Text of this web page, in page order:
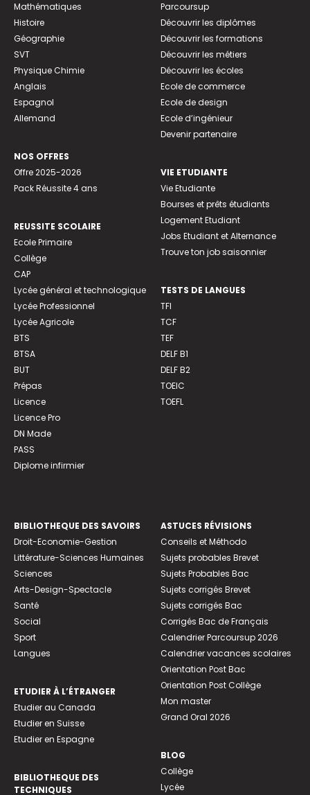
Mathématiques
Histoire
Géographie
SVT
Physique Chimie
Anglais
Espagnol
Allemand
NOS OFFRES
Offre 2025-2026
Pack Réussite 4 ans
REUSSITE SCOLAIRE
Ecole Primaire
Collège
CAP
Lycée général et technologique
Lycée Professionnel
Lycée Agricole
BTS
BTSA
BUT
Prépas
Licence
Licence Pro
DN Made
PASS
Diplome infirmier
Parcoursup
Découvrir les diplômes
Découvrir les formations
Découvrir les métiers
Découvrir les écoles
Ecole de commerce
Ecole de design
Ecole d’ingénieur
Devenir partenaire
VIE ETUDIANTE
Vie Etudiante
Bourses et prêts étudiants
Logement Etudiant
Jobs Etudiant et Alternance
Trouve ton job saisonnier
TESTS DE LANGUES
TFI
TCF
TEF
DELF B1
DELF B2
TOEIC
TOEFL
BIBLIOTHEQUE DES SAVOIRS
Droit-Economie-Gestion
Littérature-Sciences Humaines
Sciences
Arts-Design-Spectacle
Santé
Social
Sport
Langues
ETUDIER À L’ÉTRANGER
Etudier au Canada
Etudier en Suisse
Etudier en Espagne
BIBLIOTHEQUE DES
TECHNIQUES
ASTUCES RÉVISIONS
Conseils et Méthodo
Sujets probables Brevet
Sujets Probables Bac
Sujets corrigés Brevet
Sujets corrigés Bac
Corrigés Bac de Français
Calendrier Parcoursup 2026
Calendrier vacances scolaires
Orientation Post Bac
Orientation Post Collège
Mon master
Grand Oral 2026
BLOG
Collège
Lycée